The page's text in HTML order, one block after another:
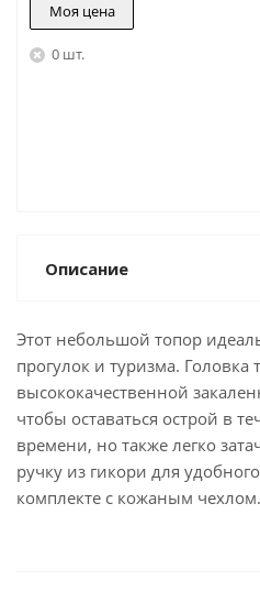
Моя цена
0 шт.
Описание
Этот небольшой топор
прогулок и туризма. Головка
высококачественной
чтобы оставаться острой в
времени, но также легко
ручку из гикори для
комплекте с кожаным чехлом.